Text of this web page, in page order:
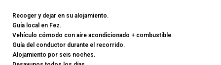
Recoger y dejar en su alojamiento.
Guía local en Fez.
Vehículo cómodo con aire acondicionado + combustible.
Guía del conductor durante el recorrido.
Alojamiento por seis noches.